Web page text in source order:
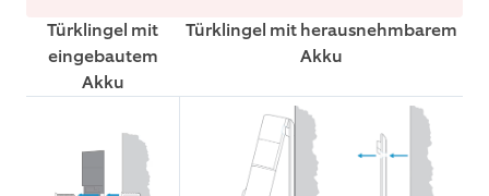
Türklingel mit
eingebautem
Akku
Türklingel mit herausnehmbarem
Akku